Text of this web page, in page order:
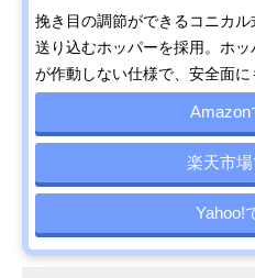
挽き目の調節ができるコニカ
送り込むホッパーを採用。ホ
が作動しない仕様で、安全面に
Amazon
楽天市
Yahoo!